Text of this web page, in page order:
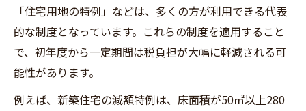
「住宅用地の特例」などは、多くの方が利用できる代表
的な制度となっています。これらの制度を適用すること
で、初年度から一定期間は税負担が大幅に軽減される可
能性があります。
例えば、新築住宅の減額特例は、床面積が50㎡以上280